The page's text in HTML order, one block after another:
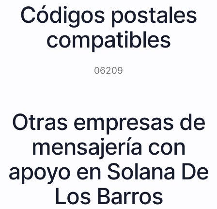
Códigos postales
compatibles
06209
Otras empresas de
mensajería con
apoyo en Solana De
Los Barros